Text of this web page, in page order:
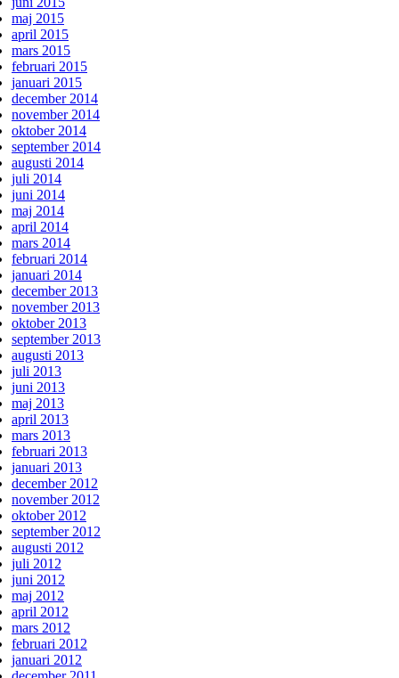
maj 2015
april 2015
mars 2015
februari 2015
januari 2015
december 2014
november 2014
oktober 2014
september 2014
augusti 2014
juli 2014
juni 2014
maj 2014
april 2014
mars 2014
februari 2014
januari 2014
december 2013
november 2013
oktober 2013
september 2013
augusti 2013
juli 2013
juni 2013
maj 2013
april 2013
mars 2013
februari 2013
januari 2013
december 2012
november 2012
oktober 2012
september 2012
augusti 2012
juli 2012
juni 2012
maj 2012
april 2012
mars 2012
februari 2012
januari 2012